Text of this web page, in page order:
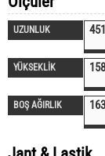
UZUNLUK
YÜKSEKLİK
BOŞ AĞIRLIK